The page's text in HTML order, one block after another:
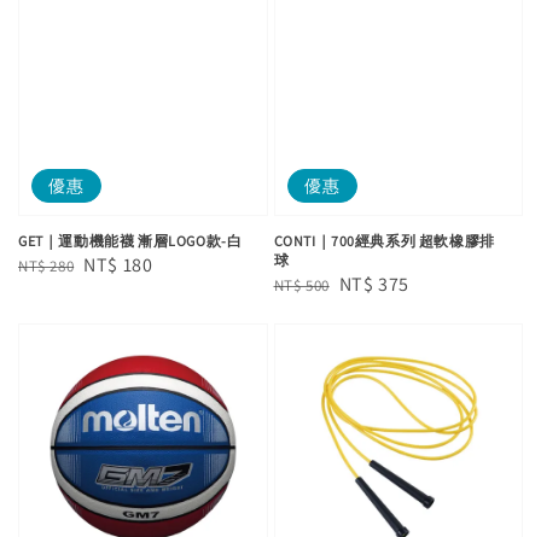
優惠
GET｜運動機能襪 漸層LOGO款-白
Regular
NT$ 280 Sale
NT$ 180
優惠
CONTI｜700經典系列 超軟橡膠排
球
Regular
NT$ 500 Sale
NT$ 375